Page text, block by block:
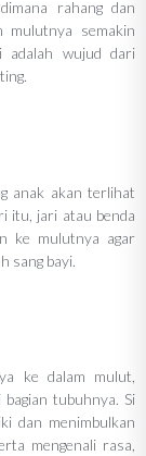
rahang dan
mulutnya semakin
adalah wujud dari
anak akan terlihat
itu, jari atau benda
ke mulutnya agar
sang bayi.
ke dalam mulut,
tubuhnya. Si
dan menimbulkan
mengenali rasa,